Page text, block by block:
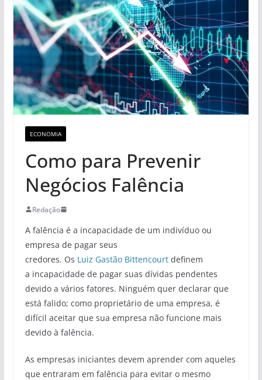
ECONOMIA
Como para Prevenir
Negócios Falência
Redação
A falência é a incapacidade de um indivíduo ou
empresa de pagar seus
credores. Os Luiz Gastão Bittencourtdefinem
a incapacidade de pagar suas dívidas pendentes
devido a vários fatores. Ninguém quer declarar que
está falido; como proprietário de uma empresa, é
difícil aceitar que sua empresa não funcione mais
devido à falência.
As empresas iniciantes devem aprender com aqueles
que entraram em falência para evitar o mesmo